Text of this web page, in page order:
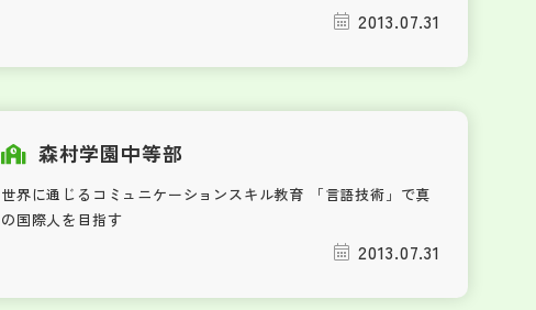
2013.07.31
森村学園中等部
世界に通じるコミュニケーションスキル教育 「言語技術」で真
の国際人を目指す
2013.07.31